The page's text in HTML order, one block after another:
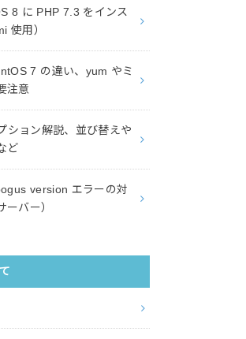
8 に PHP 7.3 をインス
使用）
7 の違い、yum やミ
注意
ション解説、並び替えや
ど
version エラーの対
ーバー）